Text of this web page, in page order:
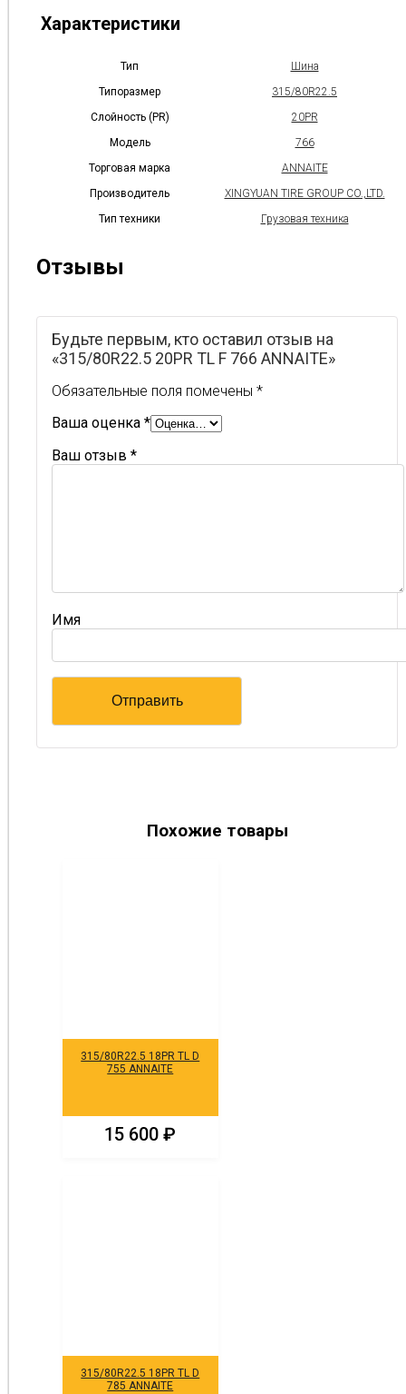
Характеристики
Тип
Шина
Типоразмер
315/80R22.5
Слойность (PR)
20PR
Модель
766
Торговая марка
ANNAITE
Производитель
XINGYUAN TIRE GROUP CO.,LTD.
Тип техники
Грузовая техника
Отзывы
Будьте первым, кто оставил отзыв на
«315/80R22.5 20PR TL F 766 ANNAITE»
Обязательные поля помечены *
Ваша оценка *
Ваш отзыв *
Имя
Похожие товары
315/80R22.5 18PR TL D
755 ANNAITE
15 600₽
315/80R22.5 18PR TL D
785 ANNAITE